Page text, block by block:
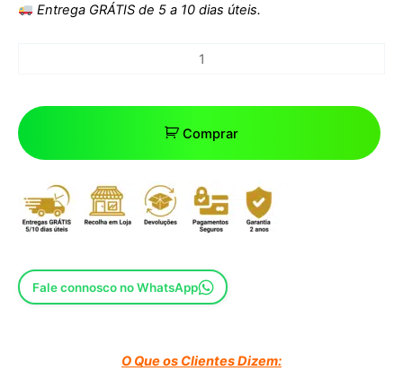
Entrega GRÁTIS de 5 a 10 dias úteis.
Comprar
Fale connosco no WhatsApp
O Que os Clientes Dizem: